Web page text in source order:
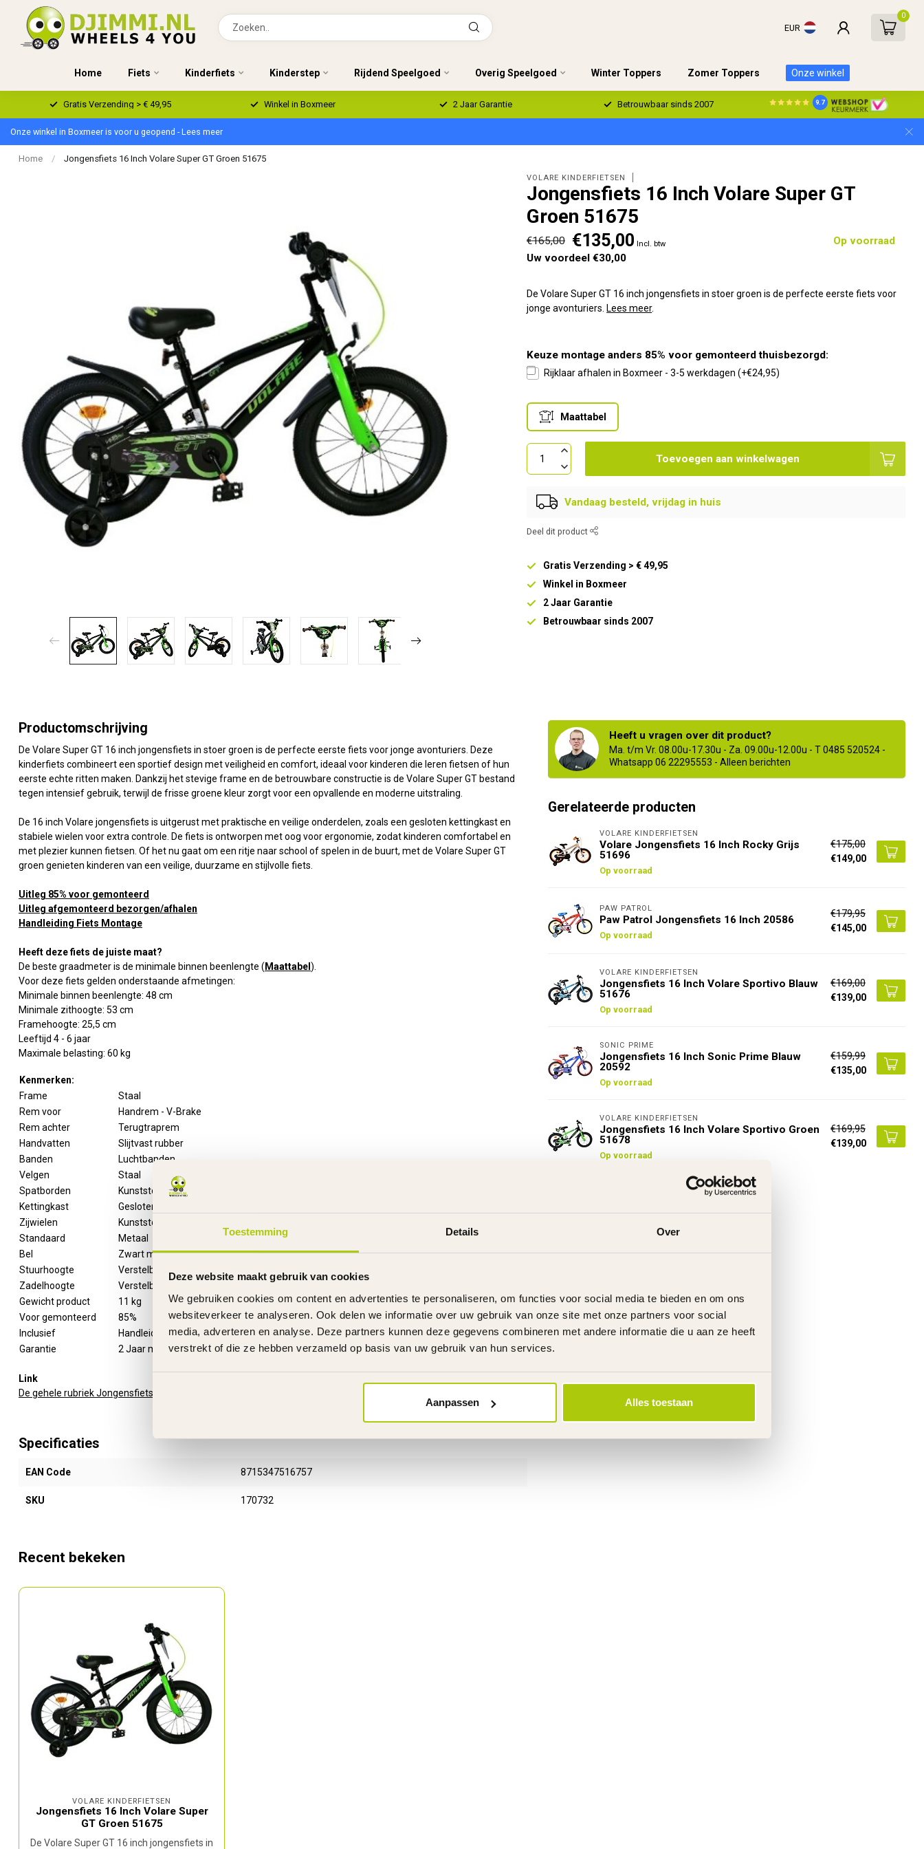
Toestemming Details Over
Deze website maakt gebruik van cookies
We gebruiken cookies om content en advertenties te personaliseren, om functies voor social media te bieden en om ons
websiteverkeer te analyseren. Ook delen we informatie over uw gebruik van onze site met onze partners voor social
media, adverteren en analyse. Deze partners kunnen deze gegevens combineren met andere informatie die u aan ze heeft
verstrekt of die ze hebben verzameld op basis van uw gebruik van hun services.
Aanpassen Alles toestaan
EUR
0
Home Fiets Kinderfiets Kinderstep Rijdend Speelgoed Overig Speelgoed Winter Toppers Zomer Toppers Onze winkel
Gratis Verzending > € 49,95 Winkel in Boxmeer 2 Jaar Garantie Betrouwbaar sinds 2007 9.7
Onze winkel in Boxmeer is voor u geopend - Lees meer
Home / Jongensfiets 16 Inch Volare Super GT Groen 51675
VOLARE KINDERFIETSEN
Jongensfiets 16 Inch Volare Super GT
Groen 51675
€165,00 €135,00 Incl. btw
Op voorraad
Uw voordeel €30,00
De Volare Super GT 16 inch jongensfiets in stoer groen is de perfecte eerste fiets voor
jonge avonturiers. Lees meer.
Keuze montage anders 85% voor gemonteerd thuisbezorgd:
Rijklaar afhalen in Boxmeer - 3-5 werkdagen (+€24,95)
Maattabel
Toevoegen aan winkelwagen
Vandaag besteld, vrijdag in huis
Deel dit product
Gratis Verzending > € 49,95
Winkel in Boxmeer
2 Jaar Garantie
Betrouwbaar sinds 2007
Productomschrijving
De Volare Super GT 16 inch jongensfiets in stoer groen is de perfecte eerste fiets voor jonge avonturiers. Deze
kinderfiets combineert een sportief design met veiligheid en comfort, ideaal voor kinderen die leren fietsen of hun
eerste echte ritten maken. Dankzij het stevige frame en de betrouwbare constructie is de Volare Super GT bestand
tegen intensief gebruik, terwijl de frisse groene kleur zorgt voor een opvallende en moderne uitstraling.
De 16 inch Volare jongensfiets is uitgerust met praktische en veilige onderdelen, zoals een gesloten kettingkast en
stabiele wielen voor extra controle. De fiets is ontworpen met oog voor ergonomie, zodat kinderen comfortabel en
met plezier kunnen fietsen. Of het nu gaat om een ritje naar school of spelen in de buurt, met de Volare Super GT
groen genieten kinderen van een veilige, duurzame en stijlvolle fiets.
Uitleg 85% voor gemonteerd
Uitleg afgemonteerd bezorgen/afhalen
Handleiding Fiets Montage
Heeft deze fiets de juiste maat?
De beste graadmeter is de minimale binnen beenlengte ( Maattabel ).
Voor deze fiets gelden onderstaande afmetingen:
Minimale binnen beenlengte: 48 cm
Minimale zithoogte: 53 cm
Framehoogte: 25,5 cm
Leeftijd 4 - 6 jaar
Maximale belasting: 60 kg
Kenmerken:
Frame
Staal
Rem voor
Handrem - V-Brake
Rem achter
Terugtraprem
Handvatten
Slijtvast rubber
Banden
Luchtbanden
Velgen
Staal
Spatborden
Kunststof
Kettingkast
Gesloten met opdruk
Zijwielen
Kunststof
Standaard
Metaal
Bel
Zwart metaal
Stuurhoogte
Verstelbaar
Zadelhoogte
Verstelbaar
Gewicht product
11 kg
Voor gemonteerd
85%
Inclusief
Handleiding
Garantie
2 Jaar m.u.v. slijtageonderdelen
Link
De gehele rubriek Jongensfiets 16 Inch
Specificaties
EAN Code 8715347516757
SKU 170732
Heeft u vragen over dit product?
Ma. t/m Vr. 08.00u-17.30u - Za. 09.00u-12.00u - T 0485 520524 -
Whatsapp 06 22295553 - Alleen berichten
Gerelateerde producten
VOLARE KINDERFIETSEN
Volare Jongensfiets 16 Inch Rocky Grijs
51696
Op voorraad
€175,00
€149,00
PAW PATROL
Paw Patrol Jongensfiets 16 Inch 20586
Op voorraad
€179,95
€145,00
VOLARE KINDERFIETSEN
Jongensfiets 16 Inch Volare Sportivo Blauw
51676
Op voorraad
€169,00
€139,00
SONIC PRIME
Jongensfiets 16 Inch Sonic Prime Blauw
20592
Op voorraad
€159,99
€135,00
VOLARE KINDERFIETSEN
Jongensfiets 16 Inch Volare Sportivo Groen
51678
Op voorraad
€169,95
€139,00
Recent bekeken
VOLARE KINDERFIETSEN
Jongensfiets 16 Inch Volare Super
GT Groen 51675
De Volare Super GT 16 inch jongensfiets in